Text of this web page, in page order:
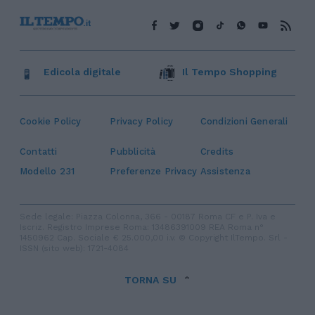
Cookie Policy Privacy Policy Condizioni Generali
Contatti Pubblicità
Credits
Modello 231
Preferenze Privacy Assistenza
Edicola digitale Il Tempo Shopping
TORNA SU